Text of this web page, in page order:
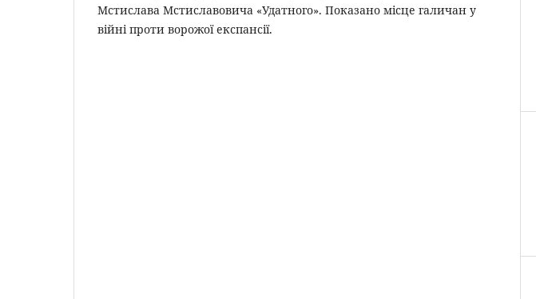
Мстислава Мстиславовича «Удатного». Показано місце галичан у
війні проти ворожої експансії.